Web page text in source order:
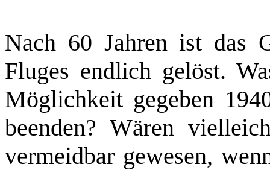
Nach 60 Jahren ist das
Fluges endlich gelöst.
Möglichkeit gegeben
beenden? Wären
vermeidbar gewesen,